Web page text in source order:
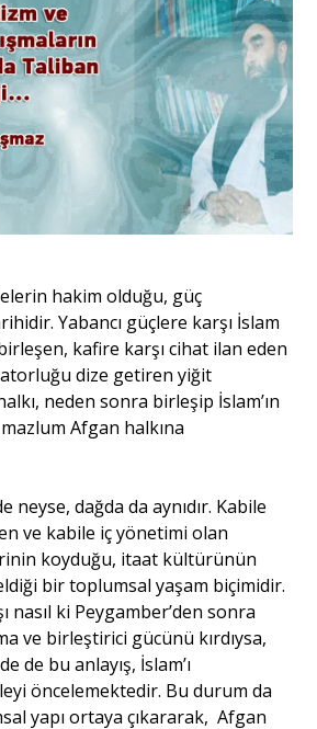
Ekonomi
Yorum - Analiz
Söyleşi
Yazı Dizisi
Portre
Eğitim
Dosya Haber
Ankara Analiz
hakim olduğu, güç
Yabancı güçlere karşı İslam
kafire karşı cihat ilan eden
dize getiren yiğit
neden sonra birleşip İslam’ın
Afgan halkına
neyse, dağda da aynıdır. Kabile
ve kabile iç yönetimi olan
koyduğu, itaat kültürünün
bir toplumsal yaşam biçimidir.
nasıl ki Peygamber’den sonra
ve birleştirici gücünü kırdıysa,
de bu anlayış, İslam’ı
öncelemektedir. Bu durum da
yapı ortaya çıkararak, Afgan